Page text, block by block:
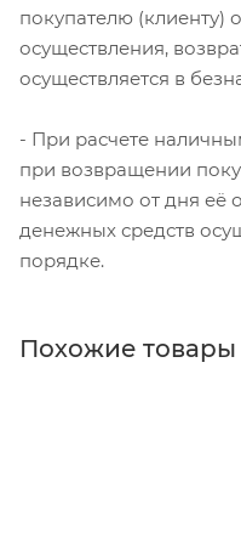
покупателю (клиенту)
осуществления,
осуществляется в
- При расчете
при возвращении
независимо от дня её
денежных средств
порядке.
Похожие товары